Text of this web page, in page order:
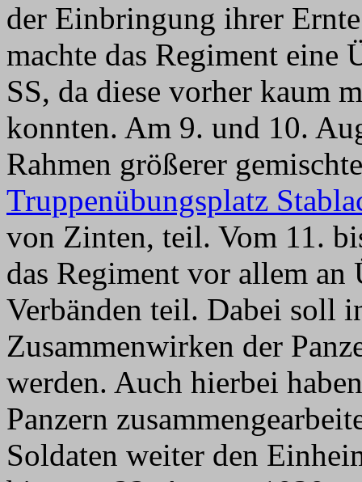
der Einbringung ihrer
machte das Regiment
SS, da diese vorher kaum
konnten. Am 9. und 10.
Rahmen größerer
Truppenübungsplatz
von Zinten, teil. Vom 11.
das Regiment vor allem
Verbänden teil. Dabei soll
Zusammenwirken der
werden. Auch hierbei
Panzern
Soldaten weiter den